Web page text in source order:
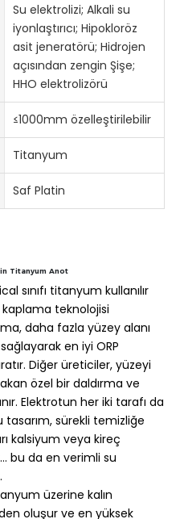
Su elektrolizi; Alkali su
iyonlaştırıcı; Hipokloröz
asit jeneratörü; Hidrojen
açısından zengin Şişe;
HHO elektrolizörü
≤1000mm özelleştirilebilir
Titanyum
Saf Platin
Titanyum Anot
sınıfı titanyum kullanılır
teknolojisi
daha fazla yüzey alanı
en iyi ORP
Diğer üreticiler, yüzeyi
özel bir daldırma ve
Elektrotun her iki tarafı da
tasarım, sürekli temizliğe
kalsiyum veya kireç
bu da en verimli su
üzerine kalın
oluşur ve en yüksek